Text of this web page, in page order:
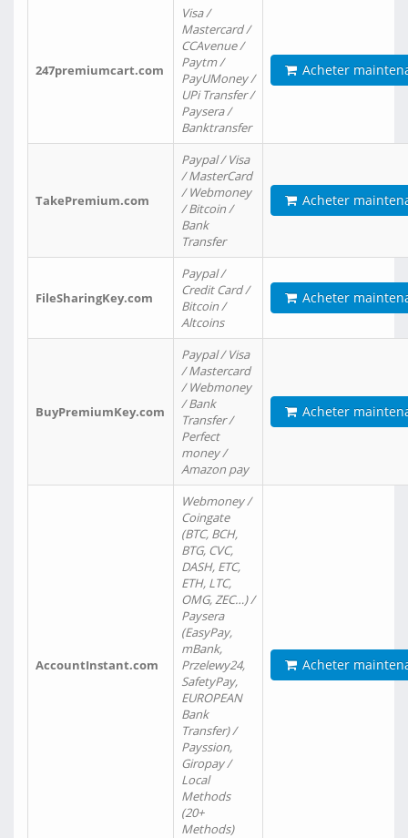
247premiumcart.com
Visa /
Mastercard /
CCAvenue /
Paytm /
PayUMoney /
UPi Transfer /
Paysera /
Banktransfer
Acheter
TakePremium.com
Paypal / Visa
/ MasterCard
/ Webmoney
/ Bitcoin /
Bank
Transfer
Acheter
FileSharingKey.com
Paypal /
Credit Card /
Bitcoin /
Altcoins
Acheter
BuyPremiumKey.com
Paypal / Visa
/ Mastercard
/ Webmoney
/ Bank
Transfer /
Perfect
money /
Amazon pay
Acheter
AccountInstant.com
Webmoney /
Coingate
(BTC, BCH,
BTG, CVC,
DASH, ETC,
ETH, LTC,
OMG, ZEC…) /
Paysera
(EasyPay,
mBank,
Przelewy24,
SafetyPay,
EUROPEAN
Bank
Transfer) /
Payssion,
Giropay /
Local
Methods
(20+
Methods)
Acheter